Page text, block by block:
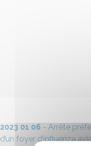
2023 01 06 - Arrêté
d’un foyer d’influenza